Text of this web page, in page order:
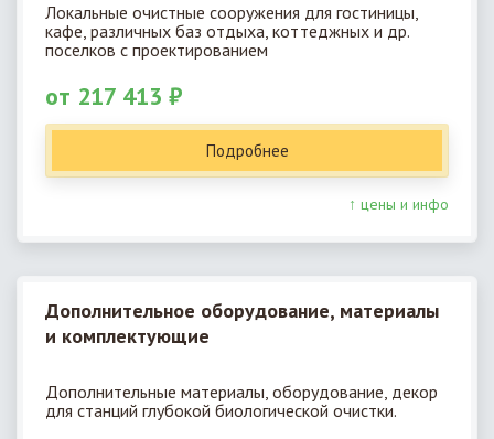
Локальные очистные сооружения для гостиницы,
кафе, различных баз отдыха, коттеджных и др.
поселков с проектированием
от 217 413 ₽
Подробнее
↑ цены и инфо
Дополнительное оборудование, материалы
и комплектующие
Дополнительные материалы, оборудование, декор
для станций глубокой биологической очистки.